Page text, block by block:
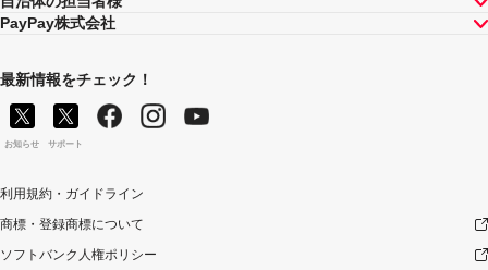
PayPay株式会社
最新情報をチェック！
お知らせ サポート
利用規約・ガイドライン
商標・登録商標について
ソフトバンク人権ポリシー